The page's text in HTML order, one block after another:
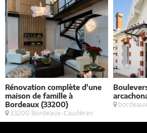
Rénovation complète d'une
maison de famille à
Bordeaux (33200)
33200 Bordeaux-Caudéran
bordeaux